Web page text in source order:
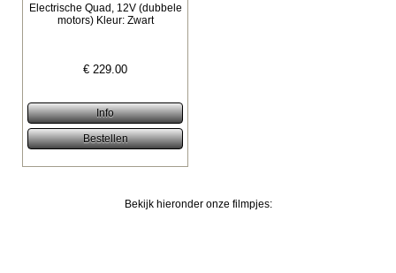
Electrische Quad, 12V (dubbele
motors) Kleur: Zwart
€ 229.00
Bekijk hieronder onze filmpjes: